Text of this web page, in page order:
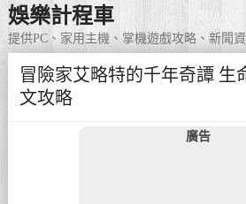
娛樂計程車
提供PC、家用主機、掌機遊戲攻略、新聞
冒險家艾略特的千年奇譚 生
文攻略
廣告